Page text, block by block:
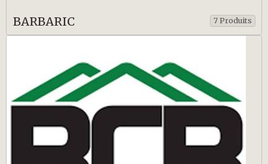
BARBARIC 7 Produits